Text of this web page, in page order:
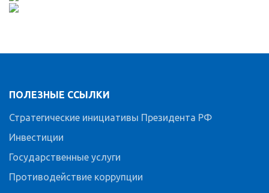
ПОЛЕЗНЫЕ ССЫЛКИ
Стратегические инициативы Президента РФ
Инвестиции
Государственные услуги
Противодействие коррупции